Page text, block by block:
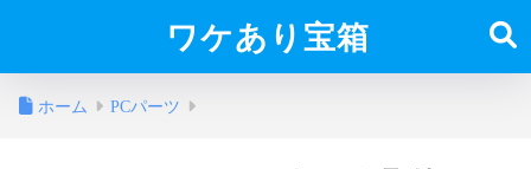
ワケあり宝箱
ホーム PCパーツ